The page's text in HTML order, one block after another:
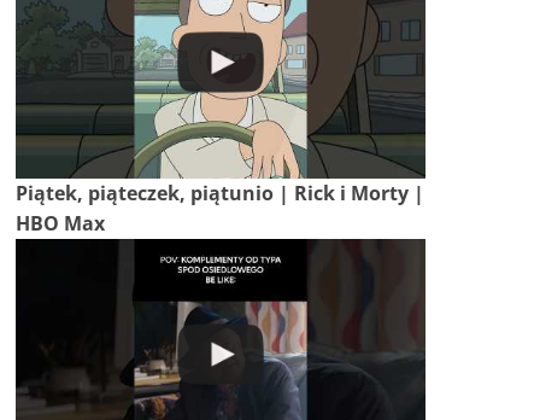
Piątek, piąteczek, piątunio | Rick i Morty |
HBO Max